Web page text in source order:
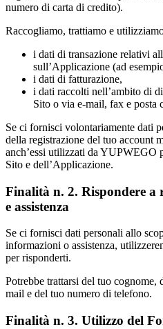
numero di carta di credito).
Raccogliamo, trattiamo e
i dati di transazione relativi
sull’Applicazione (ad
i dati di fatturazione,
i dati raccolti nell’ambito di
Sito o via e-mail, fax e
Se ci fornisci volontariamente dati
della registrazione del tuo account
anch’essi utilizzati da YUPWEGO
Sito e dell’Applicazione.
Finalità n. 2. Rispondere a
e assistenza
Se ci fornisci dati personali allo
informazioni o assistenza,
per risponderti.
Potrebbe trattarsi del tuo
mail e del tuo numero di telefono.
Finalità n. 3. Utilizzo del